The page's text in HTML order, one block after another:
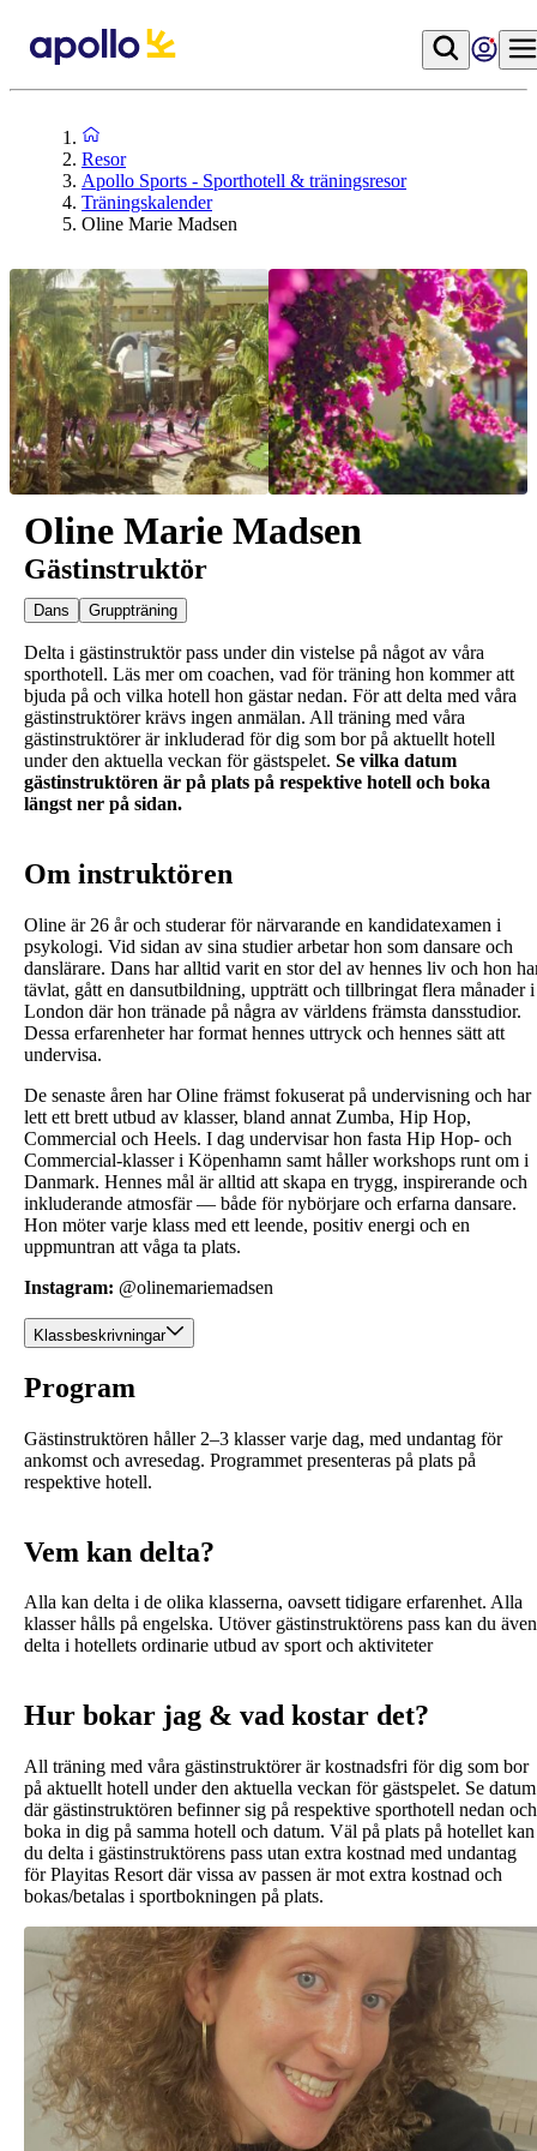
Resor
Apollo Sports - Sporthotell & träningsresor
Träningskalender
Oline Marie Madsen
Oline Marie Madsen
Gästinstruktör
Dans Gruppträning
Delta i gästinstruktör pass under din vistelse på något av våra
sporthotell. Läs mer om coachen, vad för träning hon kommer att
bjuda på och vilka hotell hon gästar nedan. För att delta med våra
gästinstruktörer krävs ingen anmälan. All träning med våra
gästinstruktörer är inkluderad för dig som bor på aktuellt hotell
under den aktuella veckan för gästspelet. Se vilka datum
gästinstruktören är på plats på respektive hotell och boka
längst ner på sidan.
Om instruktören
Oline är 26 år och studerar för närvarande en kandidatexamen i
psykologi. Vid sidan av sina studier arbetar hon som dansare och
danslärare. Dans har alltid varit en stor del av hennes liv och hon
tävlat, gått en dansutbildning, uppträtt och tillbringat flera månader i
London där hon tränade på några av världens främsta dansstudior.
Dessa erfarenheter har format hennes uttryck och hennes sätt att
undervisa.
De senaste åren har Oline främst fokuserat på undervisning och har
lett ett brett utbud av klasser, bland annat Zumba, Hip Hop,
Commercial och Heels. I dag undervisar hon fasta Hip Hop‑ och
Commercial‑klasser i Köpenhamn samt håller workshops runt om i
Danmark. Hennes mål är alltid att skapa en trygg, inspirerande och
inkluderande atmosfär — både för nybörjare och erfarna dansare.
Hon möter varje klass med ett leende, positiv energi och en
uppmuntran att våga ta plats.
Instagram: @olinemariemadsen
Klassbeskrivningar
Program
Gästinstruktören håller 2–3 klasser varje dag, med undantag för
ankomst och avresedag. Programmet presenteras på plats på
respektive hotell.
Vem kan delta?
Alla kan delta i de olika klasserna, oavsett tidigare erfarenhet. Alla
klasser hålls på engelska. Utöver gästinstruktörens pass kan du även
delta i hotellets ordinarie utbud av sport och aktiviteter
Hur bokar jag & vad kostar det?
All träning med våra gästinstruktörer är kostnadsfri för dig som bor
på aktuellt hotell under den aktuella veckan för gästspelet. Se datum
där gästinstruktören befinner sig på respektive sporthotell nedan och
boka in dig på samma hotell och datum. Väl på plats på hotellet kan
du delta i gästinstruktörens pass utan extra kostnad med undantag
för Playitas Resort där vissa av passen är mot extra kostnad och
bokas/betalas i sportbokningen på plats.